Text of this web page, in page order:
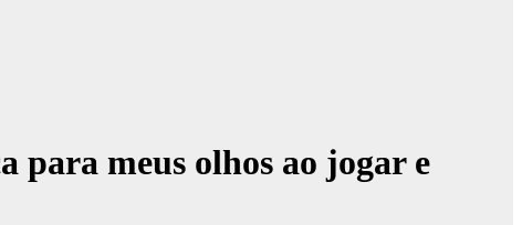
para meus olhos ao jogar e